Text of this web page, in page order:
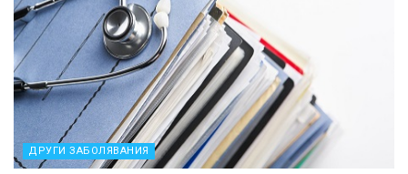
ДРУГИ ЗАБОЛЯВАНИЯ